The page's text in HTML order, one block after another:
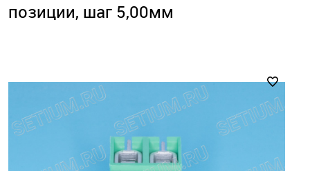
позиции, шаг 5,00мм